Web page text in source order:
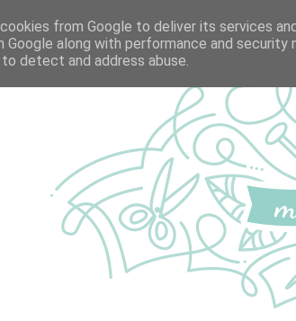
from Google to deliver its services
Google along with performance and
detect and address abuse.